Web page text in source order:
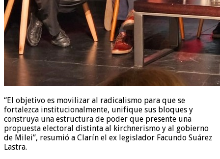
“El objetivo es movilizar al radicalismo para que se
fortalezca institucionalmente, unifique sus bloques y
construya una estructura de poder que presente una
propuesta electoral distinta al kirchnerismo y al gobierno
de Milei”, resumió a Clarín el ex legislador Facundo Suárez
Lastra.